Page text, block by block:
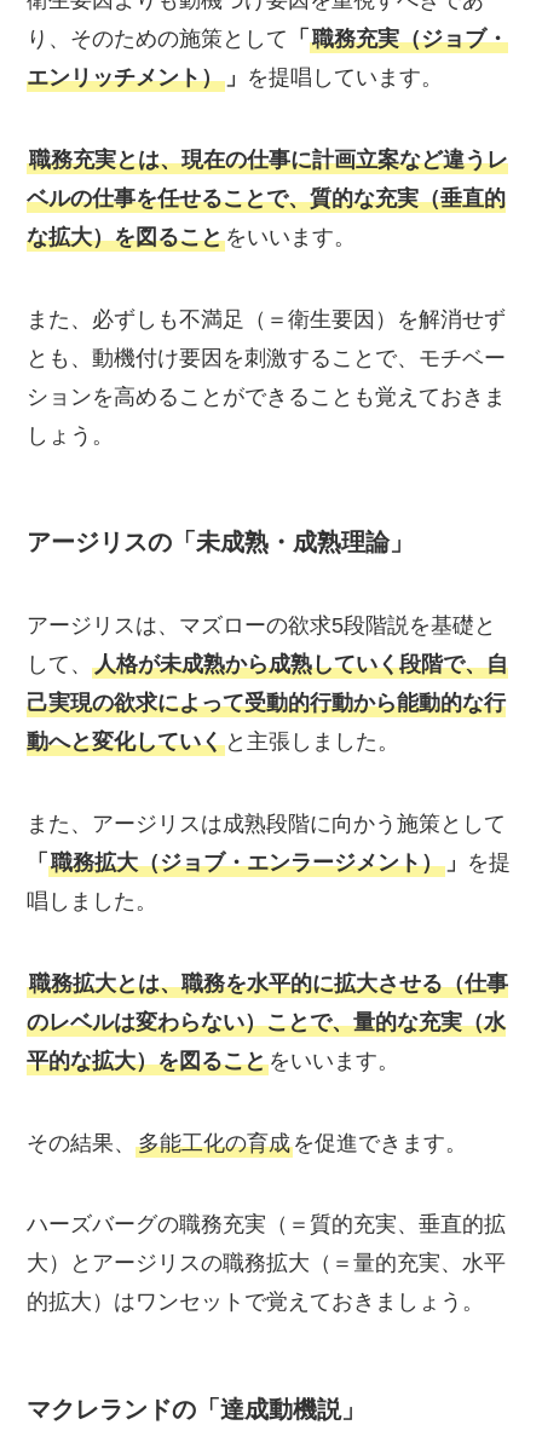
り、そのための施策として 「職務充実（ジョブ・
エンリッチメント） 」 を提唱しています。
職務充実とは、現在の仕事に計画立案など違うレ
ベルの仕事を任せることで、質的な充実（垂直的
な拡大）を図ることをいいます。
また、必ずしも不満足（＝衛生要因）を解消せず
とも、動機付け要因を刺激することで、モチベー
ションを高めることができることも覚えておきま
しょう。
アージリスの「未成熟・成熟理論」
アージリスは、マズローの欲求5段階説を基礎と
して、人格が未成熟から成熟していく段階で、自
己実現の欲求によって受動的行動から能動的な行
動へと変化していく と主張しました。
また、アージリスは成熟段階に向かう施策として
「職務拡大（ジョブ・エンラージメント） 」 を提
唱しました。
職務拡大とは、職務を水平的に拡大させる（仕事
のレベルは変わらない）ことで、量的な充実（水
平的な拡大）を図ることをいいます。
その結果、多能工化の育成を促進できます。
ハーズバーグの職務充実（＝質的充実、垂直的拡
大）とアージリスの職務拡大（＝量的充実、水平
的拡大）はワンセットで覚えておきましょう。
マクレランドの「達成動機説」